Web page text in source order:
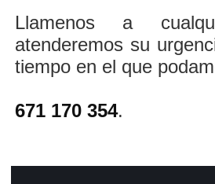
Llamenos a
atenderemos su
tiempo en el que
671 170 354.